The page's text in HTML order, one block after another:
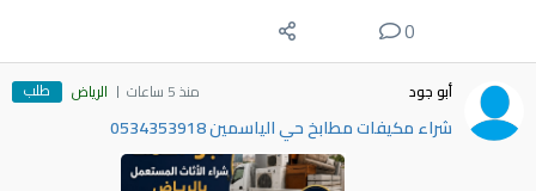
0
أبو جود منذ 5 ساعات الرياض طلب
شراء مكيفات مطابخ حي الياسمين 0534353918